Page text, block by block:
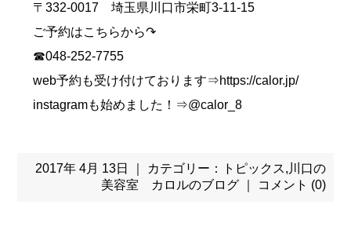
〒332-0017 埼玉県川口市栄町3-11-15
ご予約はこちらから↷
☎048-252-7755
web予約も受け付けております⇒https://calor.jp/
instagramも始めました！⇒@calor_8
2017年 4月 13日 ｜ カテゴリー： トピックス, 川口の
美容室 カロルのブログ｜ コメント (0)